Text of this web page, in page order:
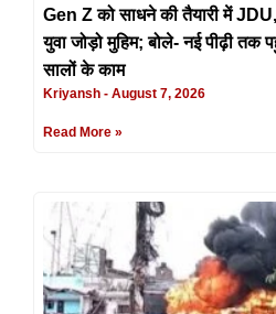
Gen Z को साधने की तैयारी में
युवा जोड़ो मुहिम; बोले- नई पीढ़ी तक
सालों के काम
Kriyansh August 7, 2026
Read More »